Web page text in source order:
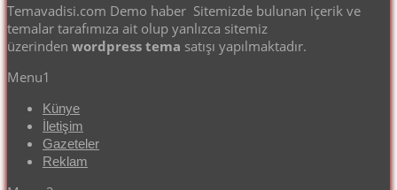
Temavadisi.com Demo haber Sitemizde bulunan içerik ve
temalar tarafımıza ait olup yanlızca sitemiz
üzerinden wordpress tema satışı yapılmaktadır.
Menu1
Künye
İletişim
Gazeteler
Reklam